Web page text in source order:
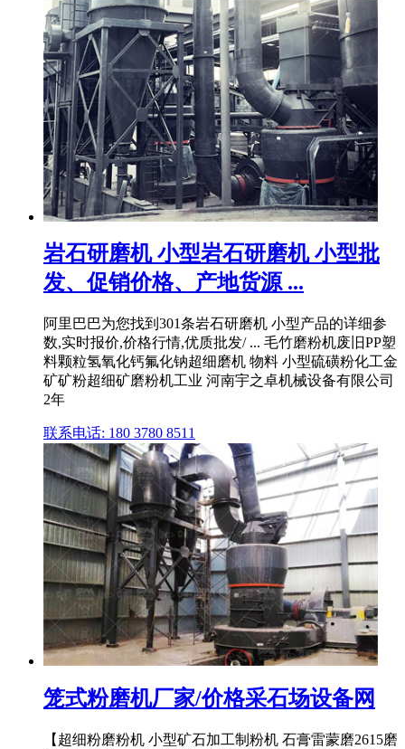
岩石研磨机 小型岩石研磨机 小型批
发、促销价格、产地货源 ...
阿里巴巴为您找到301条岩石研磨机 小型产品的详细参
数,实时报价,价格行情,优质批发/ ... 毛竹磨粉机废旧PP塑
料颗粒氢氧化钙氟化钠超细磨机 物料 小型硫磺粉化工金
矿矿粉超细矿磨粉机工业 河南宇之卓机械设备有限公司
2年
联系电话: 180 3780 8511
笼式粉磨机厂家/价格采石场设备网
【超细粉磨粉机 小型矿石加工制粉机 石膏雷蒙磨2615磨